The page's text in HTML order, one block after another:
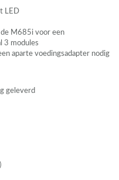
LED
M685i voor een
3 modules
aparte voedingsadapter nodig
geleverd
)